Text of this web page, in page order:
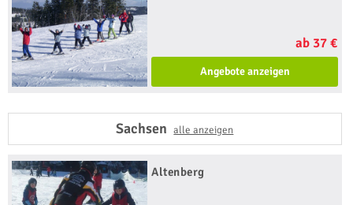
ab 37 €
Angebote anzeigen
Sachsenalle anzeigen
Altenberg